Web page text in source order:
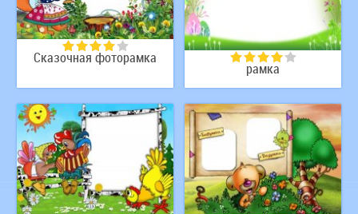
Сказочная фоторамка
рамка